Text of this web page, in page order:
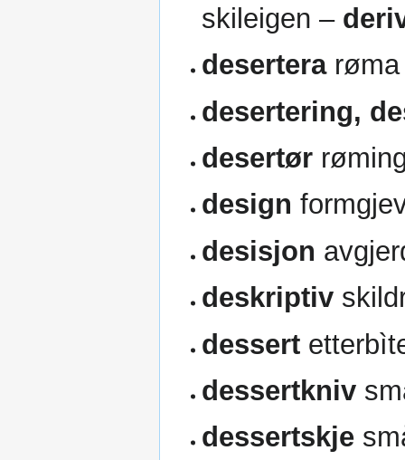
skileigen –
deserterarøma
desertering,
desertør
design
desisjon
deskriptiv
dessert
dessertkniv
dessertskje